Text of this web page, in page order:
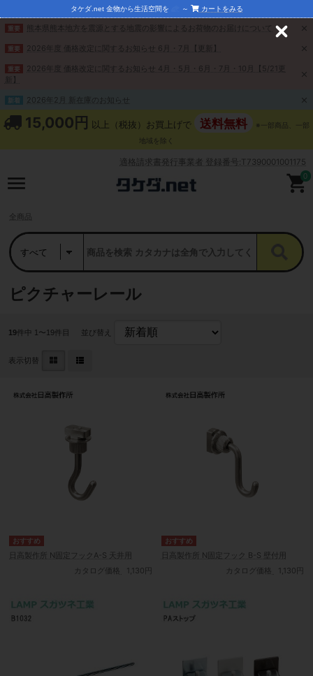
重要 熊本県熊本地方を震源とする地震の影響によるお荷物のお届けについて
重要 2026年度 価格改定に関するお知らせ 6月・7月【更新】
重要
2026年度 価格改定に関するお知らせ 4月・5月・6月・7月・10月【5/21更
新】
新着 2026年2月 新在庫のお知らせ
タケダ.net 金物から生活空間を ～ カートをみる
15,000円 以上（税抜）お買上げで 送料無料
※一部商品、一部
地域を除く
適格請求書発行事業者 登録番号:T7390001001175
0
全商品
ピクチャーレール
19件中 1〜19件目 並び替え
表示切替
日高製作所 N固定フックA-S 天井用
カタログ価格
1,130円
日高製作所 N固定フック B-S 壁付用
カタログ価格
1,130円
C
s